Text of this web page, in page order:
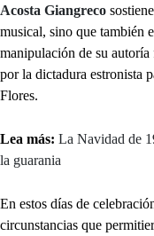
Acosta Giangreco
musical, sino que también
manipulación de su
por la dictadura estronista
Flores.
Lea más: La Navidad de
la guarania
En estos días de
circunstancias que